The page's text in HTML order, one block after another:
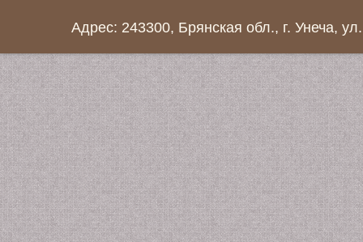
Адрес: 243300, Брянская обл., г. Унеча,